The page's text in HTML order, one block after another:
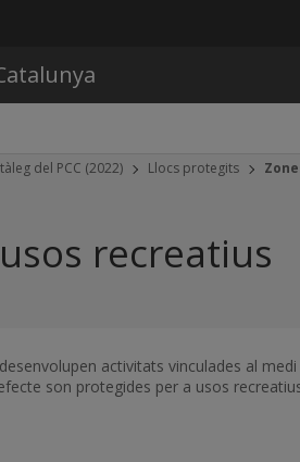
del PCC (2022) Llocs protegits
recreatius
activitats vinculades al
son protegides per a usos